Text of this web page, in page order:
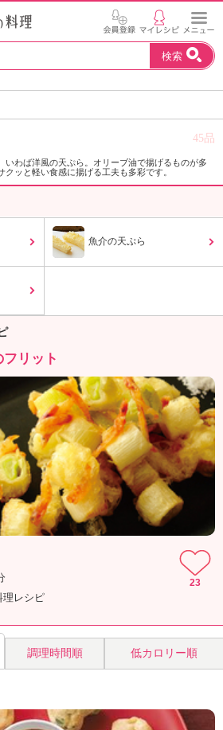
お
い
を
見
う
H
ュ
ケ
ー
シ
ョ
ナ
ル
「
み
ん
な
う
料
」
検索
45品
いわば洋風の天ぷら。オリーブ油で揚げるものが多
クッと軽い食感に揚げる工夫も多彩です。
魚介の天ぷら
リット
理レシピ
23
調理時間順 低カロリー順